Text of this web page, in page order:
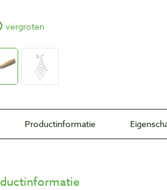
vergroten
Productinformatie